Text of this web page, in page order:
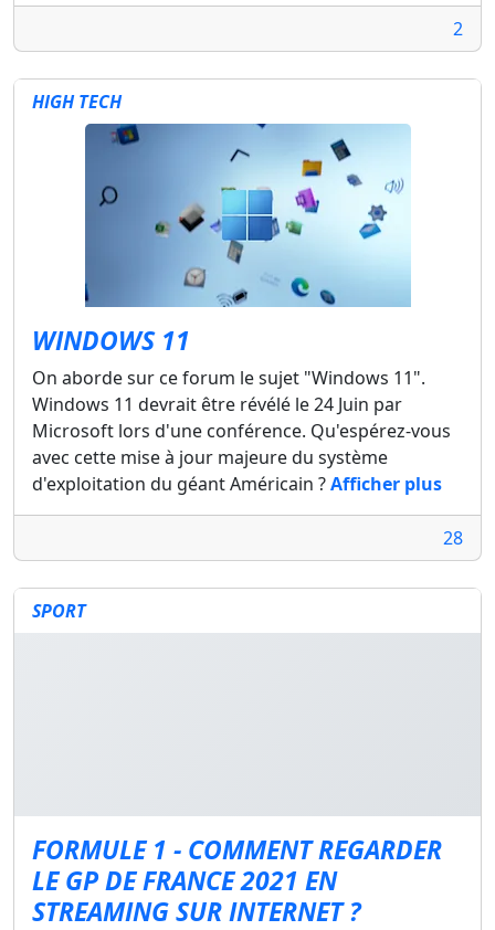
2
HIGH TECH
WINDOWS 11
On aborde sur ce forum le sujet "Windows 11".
Windows 11 devrait être révélé le 24 Juin par
Microsoft lors d'une conférence. Qu'espérez-vous
avec cette mise à jour majeure du système
d'exploitation du géant Américain ?Afficher plus
28
SPORT
FORMULE 1 - COMMENT REGARDER
LE GP DE FRANCE 2021 EN
STREAMING SUR INTERNET ?